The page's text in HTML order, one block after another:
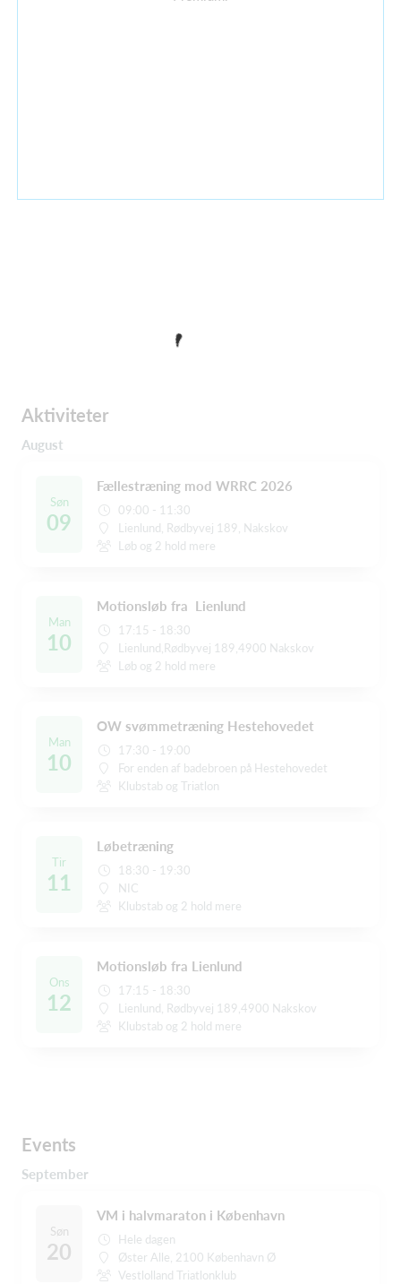
Aktiviteter
August
Søn
09
Fællestræning mod WRRC 2026
09:00 - 11:30
Lienlund, Rødbyvej 189, Nakskov
Løb og 2 hold mere
Man
10
Motionsløb fra Lienlund
17:15 - 18:30
Lienlund,Rødbyvej 189,4900 Nakskov
Løb og 2 hold mere
Man
10
OW svømmetræning Hestehovedet
17:30 - 19:00
For enden af badebroen på Hestehovedet
Klubstab og Triatlon
Tir
11
Løbetræning
18:30 - 19:30
NIC
Klubstab og 2 hold mere
Ons
12
Motionsløb fra Lienlund
17:15 - 18:30
Lienlund, Rødbyvej 189,4900 Nakskov
Klubstab og 2 hold mere
Events
September
Søn
20
VM i halvmaraton i København
Hele dagen
Øster Alle, 2100 København Ø
Vestlolland Triatlonklub